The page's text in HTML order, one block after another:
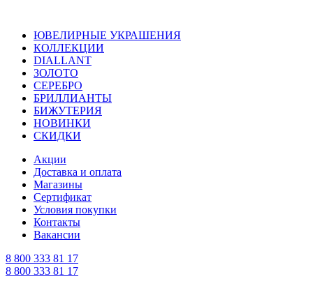
ЮВЕЛИРНЫЕ УКРАШЕНИЯ
КОЛЛЕКЦИИ
DIALLANT
ЗОЛОТО
СЕРЕБРО
БРИЛЛИАНТЫ
БИЖУТЕРИЯ
НОВИНКИ
СКИДКИ
Акции
Доставка и оплата
Магазины
Сертификат
Условия покупки
Контакты
Вакансии
8 800 333 81 17
8 800 333 81 17